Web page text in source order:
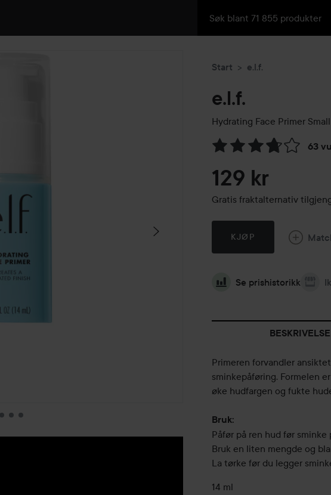
Start e.l.f.
e.l.f.
Hydrating Face Primer Small
63
Gå til Vurderinger &
129 kr
Gratis fraktalternativ
KJØP
Se prishistorikk
BESKRIVELSE
Primeren forvandler
sminkepåføring. Formelen
øke hudfargen og fukte
Bruk:
Påfør på ren hud før
Bruk en liten mengde og
La tørke før du legger
14 ml